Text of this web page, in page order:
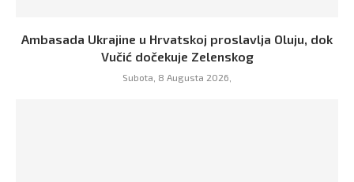
Ambasada Ukrajine u Hrvatskoj proslavlja Oluju, dok
Vučić dočekuje Zelenskog
Subota, 8 Augusta 2026,